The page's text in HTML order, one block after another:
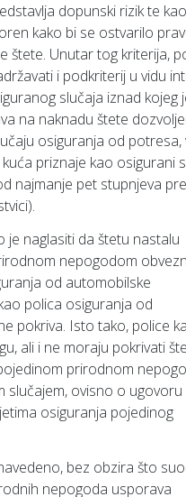
dopunski rizik te
kako bi se ostvarilo
štete. Unutar tog kriterija,
i podkriterij u vidu
slučaja iznad kojeg
na naknadu štete
osiguranja od potresa,
priznaje kao osigurani
najmanje pet stupnjeva
je naglasiti da štetu nastalu
nepogodom
od automobilske
polica osiguranja od
pokriva. Isto tako, police
ali i ne moraju pokrivati
prirodnom
slučajem, ovisno o ugovoru
osiguranja pojedinog
bez obzira što
nepogoda usporava